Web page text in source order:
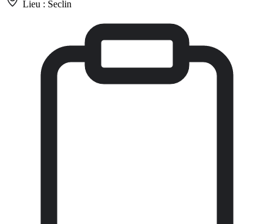
Lieu : Seclin